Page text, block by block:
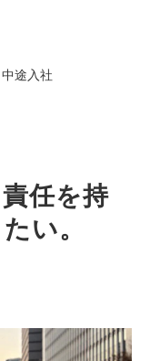
途入社
任を持
い。